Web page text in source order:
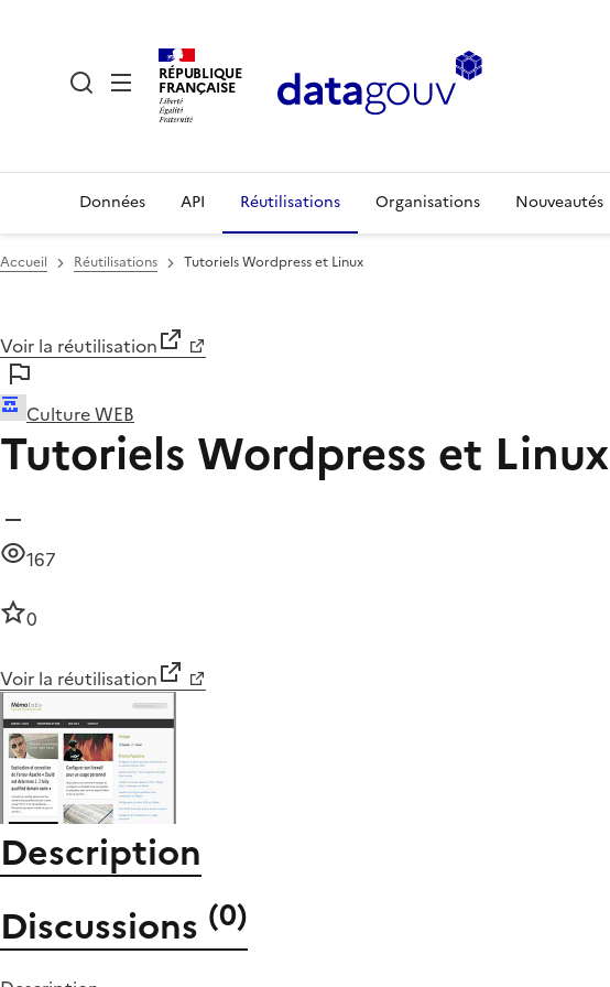
RÉPUBLIQUE
FRANÇAISE
Données API Réutilisations Organisations Nouveautés
Accueil Réutilisations Tutoriels Wordpress et Linux
Voir la réutilisation
Culture WEB
Tutoriels Wordpress et Linux
167
0
Voir la réutilisation
Description
Discussions (0)